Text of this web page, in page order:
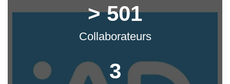
> 501
Collaborateurs
3